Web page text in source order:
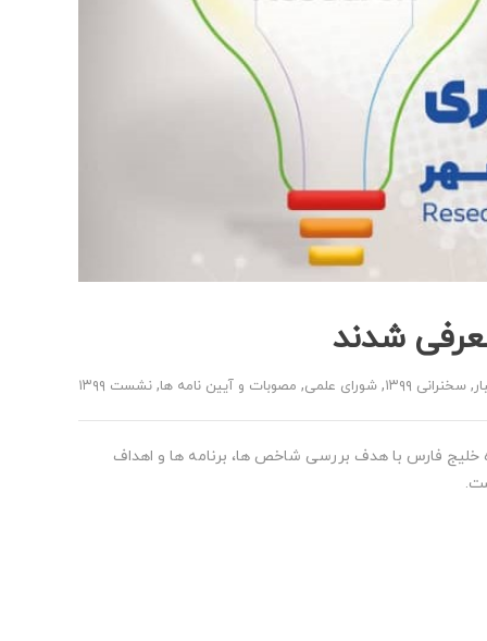
شدند
, سخنرانی ۱۳۹۹ , شورای علمی, مصوبات و آیین نامه ها, نشست ۱۳۹۹
نشست هایی در دانشگاه خلیج فارس با هدف بررسی شاخص ها، برنامه ها و اهداف